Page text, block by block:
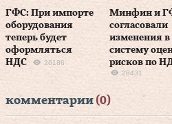
ГФС: При импорте
оборудования
теперь будет
оформляться
НДС
26186
Минфин и
согласовали
изменения в
систему
рисков по
28431
комментарии (0)